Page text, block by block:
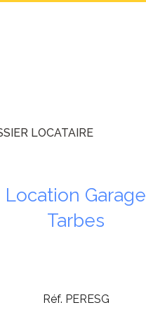
LOCATAIRE
Location Garage
Tarbes
Réf. PERESG